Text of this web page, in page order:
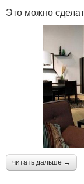
Это можно
читать дальше →